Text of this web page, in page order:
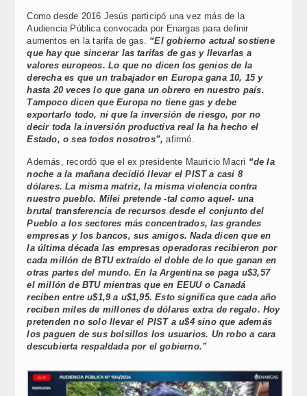
Como desde 2016 Jesús participó una vez más de la
Audiencia Pública convocada por Enargas para definir
aumentos en la tarifa de gas. “El gobierno actual sostiene
que hay que sincerar las tarifas de gas y llevarlas a
valores europeos. Lo que no dicen los genios de la
derecha es que un trabajador en Europa gana 10, 15 y
hasta 20 veces lo que gana un obrero en nuestro país.
Tampoco dicen que Europa no tiene gas y debe
exportarlo todo, ni que la inversión de riesgo, por no
decir toda la inversión productiva real la ha hecho el
Estado, o sea todos nosotros”, afirmó.
Además, recordó que el ex presidente Mauricio Macri “de la
noche a la mañana decidió llevar el PIST a casi 8
dólares. La misma matriz, la misma violencia contra
nuestro pueblo. Milei pretende -tal como aquel- una
brutal transferencia de recursos desde el conjunto del
Pueblo a los sectores más concentrados, las grandes
empresas y los bancos, sus amigos. Nada dicen que en
la última década las empresas operadoras recibieron por
cada millón de BTU extraído el doble de lo que ganan en
otras partes del mundo. En la Argentina se paga u$3,57
el millón de BTU mientras que en EEUU o Canadá
reciben entre u$1,9 a u$1,95. Esto significa que cada año
reciben miles de millones de dólares extra de regalo. Hoy
pretenden no solo llevar el PIST a u$4 sino que además
los paguen de sus bolsillos los usuarios. Un robo a cara
descubierta respaldada por el gobierno.”